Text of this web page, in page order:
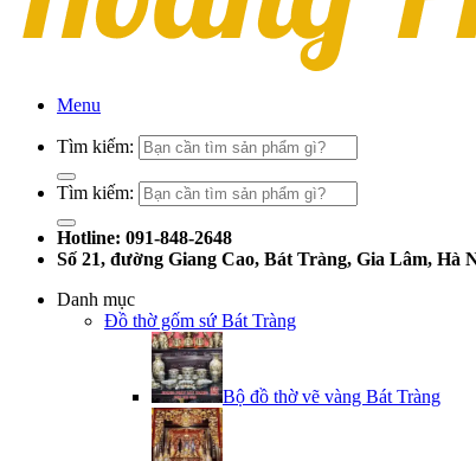
Menu
Tìm kiếm:
Tìm kiếm:
Hotline: 091-848-2648
Số 21, đường Giang Cao, Bát Tràng, Gia Lâm, Hà
Danh mục
Đồ thờ gốm sứ Bát Tràng
Bộ đồ thờ vẽ vàng Bát Tràng